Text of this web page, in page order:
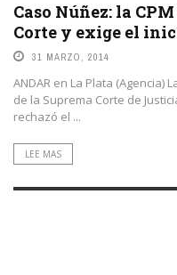
Caso Núñez: la
Corte y exige el
31 MARZO, 2014
ANDAR en La Plata (Agencia)
de la Suprema Corte de
rechazó el ...
LEE MAS